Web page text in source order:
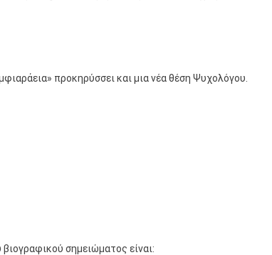
προκηρύσσει και μια νέα θέση Ψυχολόγου.
σημειώματος είναι: